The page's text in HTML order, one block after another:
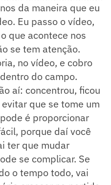
da maneira que eu
Eu passo o vídeo,
que acontece nos
se tem atenção.
no vídeo, e cobro
do campo.
aí: concentrou, ficou
que se tome um
é proporcionar
porque daí você
ter que mudar
se complicar. Se
o tempo todo, vai